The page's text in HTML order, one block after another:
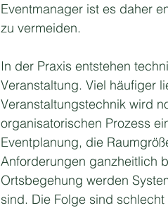
Eventmanager ist es daher
zu vermeiden.
In der Praxis entstehen
Veranstaltung. Viel häufiger
Veranstaltungstechnik wird
organisatorischen Prozess
Eventplanung, die
Anforderungen ganzheitlich
Ortsbegehung werden
sind. Die Folge sind